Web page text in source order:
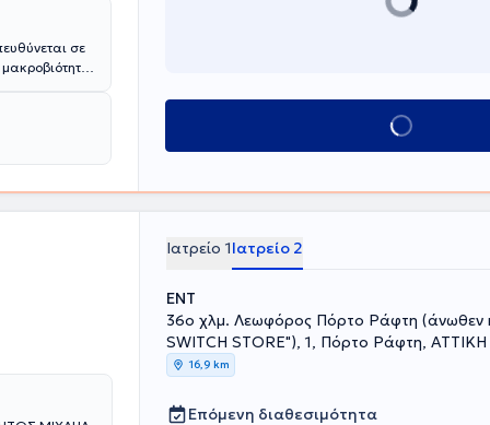
σε
Διευθυντής
Κλείσε ραντεβού
Ιατρείο 1Ιατρείο 2
ENT
36ο χλμ. Λεωφόρος Πόρτο Ράφτη (άνωθεν
SWITCH STORE"), 1, Πόρτο Ράφτη, ΑΤΤΙΚΗ
16,9 km
Επόμενη διαθεσιμότητα